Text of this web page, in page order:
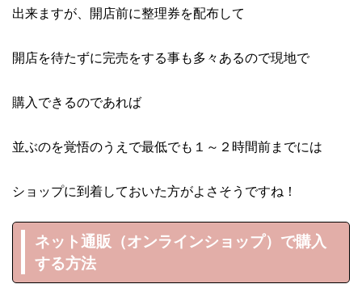
出来ますが、開店前に整理券を配布して
開店を待たずに完売をする事も多々あるので現地で
購入できるのであれば
並ぶのを覚悟のうえで最低でも１～２時間前までには
ショップに到着しておいた方がよさそうですね！
ネット通販（オンラインショップ）で購入
する方法